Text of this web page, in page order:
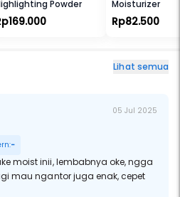
Powder
Moisturizer
Rp82.500
Lihat semua
05 Jul 2025
-
moist inii, lembabnya oke, ngga
mau ngantor juga enak, cepet